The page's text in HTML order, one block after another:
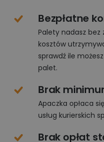
Bezpłatne
Palety nadasz
kosztów
sprawdź ile
palet.
Brak
Apaczka opłaca
usług kurierskich
Brak opłat